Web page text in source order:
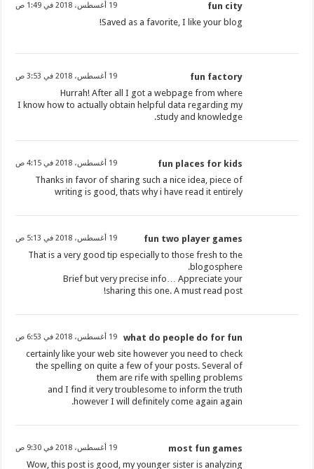
fun city 19 أغسطس، 2018 في 1:49 ص
Saved as a favorite, I like your blog!
fun factory 19 أغسطس، 2018 في 3:53 ص
Hurrah! After all I got a webpage from where
I know how to actually obtain helpful data regarding my
study and knowledge.
fun places for kids 19 أغسطس، 2018 في 4:15 ص
Thanks in favor of sharing such a nice idea, piece of
writing is good, thats why i have read it entirely
fun two player games 19 أغسطس، 2018 في 5:13 ص
That is a very good tip especially to those fresh to the
blogosphere.
Brief but very precise info… Appreciate your
sharing this one. A must read post!
what do people do for fun 19 أغسطس، 2018 في 6:53 ص
certainly like your web site however you need to check
the spelling on quite a few of your posts. Several of
them are rife with spelling problems
and I find it very troublesome to inform the truth
however I will definitely come again again.
most fun games 19 أغسطس، 2018 في 9:30 ص
Wow, this post is good, my younger sister is analyzing